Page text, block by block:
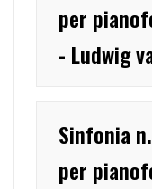
per
- Ludwig
Sinfonia
per